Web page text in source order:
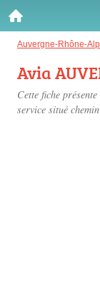
Auvergne-Rhône-
Avia
Cette fiche
service situé
Gazole :
SP 98 :